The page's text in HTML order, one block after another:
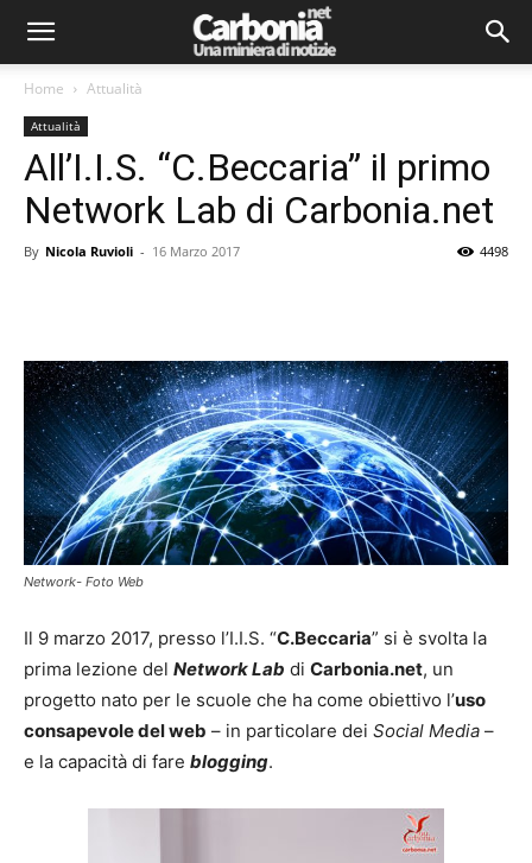
Home Attualità
Attualità
All’I.I.S. “C.Beccaria” il primo
Network Lab di Carbonia.net
By Nicola Ruvioli - 16 Marzo 2017 4498
Network- Foto Web
Il 9 marzo 2017, presso l’I.I.S. “C.Beccaria” si è svolta la
prima lezione del Network Lab di Carbonia.net, un
progetto nato per le scuole che ha come obiettivo l’uso
consapevole del web – in particolare dei Social Media –
e la capacità di fare blogging.